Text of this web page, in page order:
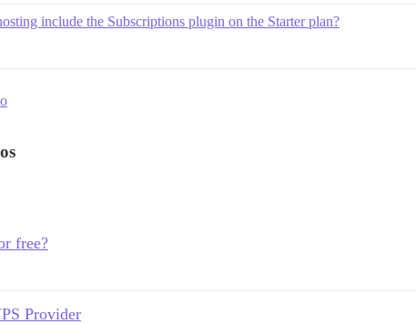
include the Subscriptions plugin on the Starter plan?
free?
Provider